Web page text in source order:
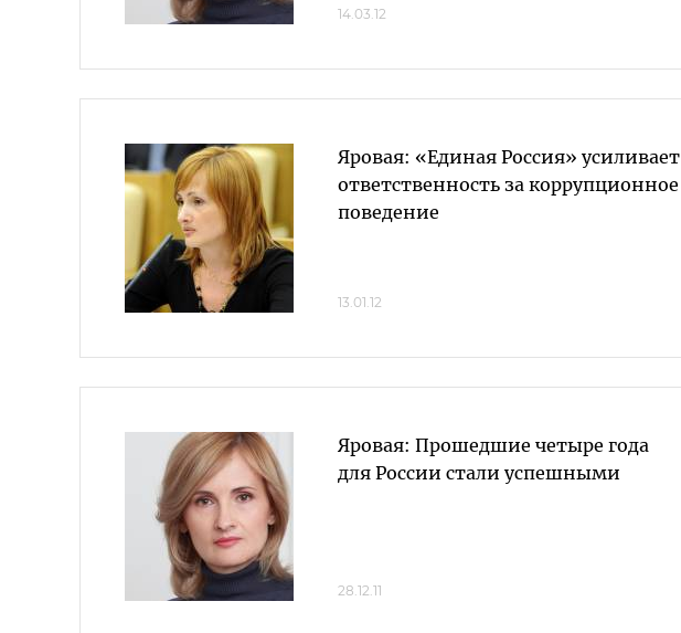
14.03.12
Яровая: «Единая Россия» усиливает
ответственность за коррупционное
поведение
13.01.12
Яровая: Прошедшие четыре года
для России стали успешными
28.12.11